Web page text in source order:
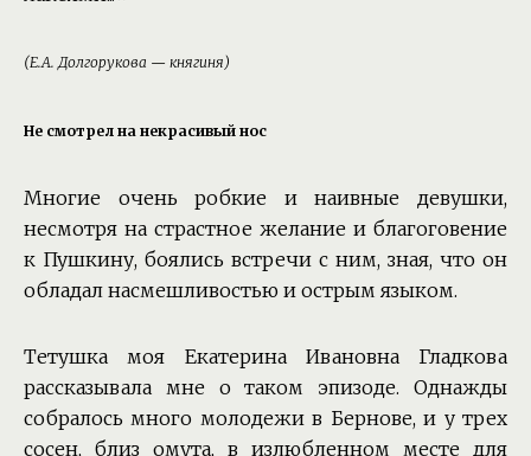
(Е.А. Долгорукова — княгиня)
Не смотрел на некрасивый нос
Многие очень робкие и наивные девушки,
несмотря на страстное желание и благоговение
к Пушкину, боялись встречи с ним, зная, что он
обладал насмешливостью и острым языком.
Тетушка моя Екатерина Ивановна Гладкова
рассказывала мне о таком эпизоде. Однажды
собралось много молодежи в Бернове, и у трех
сосен, близ омута, в излюбленном месте для